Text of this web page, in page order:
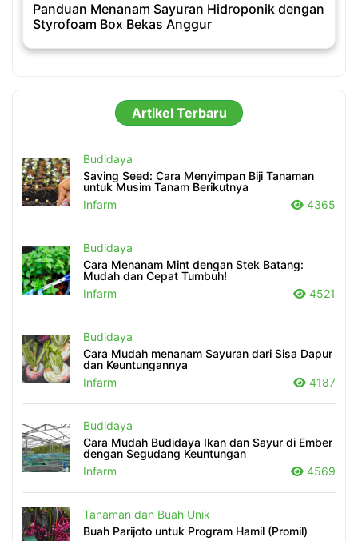
Panduan Menanam Sayuran Hidroponik dengan
Styrofoam Box Bekas Anggur
Artikel Terbaru
Budidaya
Saving Seed: Cara Menyimpan Biji Tanaman
untuk Musim Tanam Berikutnya
Infarm
4365
Budidaya
Cara Menanam Mint dengan Stek Batang:
Mudah dan Cepat Tumbuh!
Infarm
4521
Budidaya
Cara Mudah menanam Sayuran dari Sisa Dapur
dan Keuntungannya
Infarm
4187
Budidaya
Cara Mudah Budidaya Ikan dan Sayur di Ember
dengan Segudang Keuntungan
Infarm
4569
Tanaman dan Buah Unik
Buah Parijoto untuk Program Hamil (Promil)